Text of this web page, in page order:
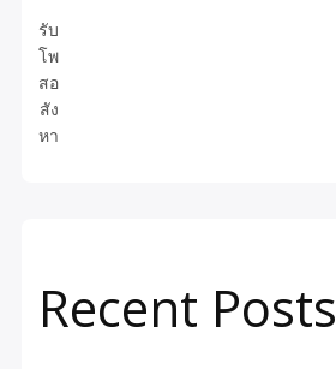
รับ
โพ
สอ
สัง
หา
Recent Posts